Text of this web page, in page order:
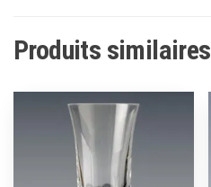
Produits similaires